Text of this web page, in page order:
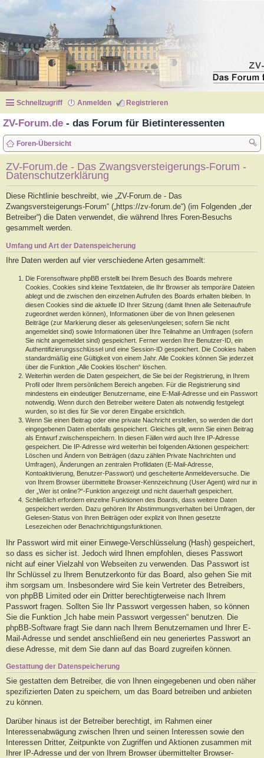
Schnellzugriff Anmelden Registrieren
ZV-Forum.de - das Forum für Bietinteressenten
Foren-Übersicht
ZV-Forum.de - Das Zwangsversteigerungs-Forum -
Datenschutzerklärung
Diese Richtlinie beschreibt, wie „ZV-Forum.de - Das
Zwangsversteigerungs-Forum“ („https://zv-forum.de“) (im Folgenden „der
Betreiber“) die Daten verwendet, die während Ihres Foren-Besuchs
gesammelt werden.
Umfang und Art der Datenspeicherung
Ihre Daten werden auf vier verschiedene Arten gesammelt:
Die Forensoftware phpBB erstellt bei Ihrem Besuch des Boards mehrere
Cookies. Cookies sind kleine Textdateien, die Ihr Browser als temporäre Dateien
ablegt und die zwischen den einzelnen Aufrufen des Boards erhalten bleiben. In
diesen Cookies sind die aktuelle ID Ihrer Sitzung (damit Ihnen alle Seitenaufrufe
zugeordnet werden können), Informationen über die von Ihnen gelesenen
Beiträge (zur Markierung dieser als gelesen/ungelesen; sofern Sie nicht
angemeldet sind) sowie Informationen über Ihre Teilnahme an Umfragen (sofern
Sie nicht angemeldet sind) gespeichert. Ferner werden Ihre Benutzer-ID, ein
Authentifizierungsschlüssel und eine Session-ID gespeichert. Die Cookies haben
standardmäßig eine Gültigkeit von einem Jahr. Alle Cookies können Sie jederzeit
über die Funktion „Alle Cookies löschen“ löschen.
Weiterhin werden die Daten gespeichert, die Sie bei der Registrierung, in Ihrem
Profil oder Ihrem persönlichem Bereich angeben. Für die Registrierung sind
mindestens ein eindeutiger Benutzername, eine E-Mail-Adresse und ein Passwort
notwendig. Wenn durch den Betreiber weitere Daten als notwendig festgelegt
wurden, so ist dies für Sie vor deren Eingabe ersichtlich.
Wenn Sie einen Beitrag oder eine private Nachricht erstellen, so werden die dort
eingegebenen Daten ebenfalls gespeichert. Gleiches gilt, wenn Sie einen Beitrag
als Entwurf zwischenspeichern. In diesen Fällen wird auch Ihre IP-Adresse
gespeichert. Die IP-Adresse wird weiterhin bei folgenden Aktionen gespeichert:
Löschen und Ändern von Beiträgen (dazu zählen Private Nachrichten und
Umfragen), Änderungen an zentralen Profildaten (E-Mail-Adresse,
Kontoaktivierung, Benutzer-Passwort) und gescheiterte Anmeldeversuche. Die
von Ihrem Browser übermittelte Browser-Kennzeichnung (User Agent) wird nur in
der „Wer ist online?“-Funktion angezeigt und nicht dauerhaft gespeichert.
Schließlich erfordern einzelne Funktionen des Boards, dass weitere Daten
gespeichert werden. Dazu gehören Ihr Abstimmungsverhalten bei Umfragen, der
Gelesen-Status von Ihren Beiträgen oder explizit von Ihnen gesetzte
Lesezeichen oder Benachrichtigungsfunktionen.
Ihr Passwort wird mit einer Einwege-Verschlüsselung (Hash) gespeichert,
so dass es sicher ist. Jedoch wird Ihnen empfohlen, dieses Passwort
nicht auf einer Vielzahl von Webseiten zu verwenden. Das Passwort ist
Ihr Schlüssel zu Ihrem Benutzerkonto für das Board, also gehen Sie mit
ihm sorgsam um. Insbesondere wird Sie kein Vertreter des Betreibers,
von phpBB Limited oder ein Dritter berechtigterweise nach Ihrem
Passwort fragen. Sollten Sie Ihr Passwort vergessen haben, so können
Sie die Funktion „Ich habe mein Passwort vergessen“ benutzen. Die
phpBB-Software fragt Sie dann nach Ihrem Benutzernamen und Ihrer E-
Mail-Adresse und sendet anschließend ein neu generiertes Passwort an
diese Adresse, mit dem Sie dann auf das Board zugreifen können.
Gestattung der Datenspeicherung
Sie gestatten dem Betreiber, die von Ihnen eingegebenen und oben näher
spezifizierten Daten zu speichern, um das Board betreiben und anbieten
zu können.
Darüber hinaus ist der Betreiber berechtigt, im Rahmen einer
Interessenabwägung zwischen Ihren und seinen Interessen sowie den
Interessen Dritter, Zeitpunkte von Zugriffen und Aktionen zusammen mit
Ihrer IP-Adresse und der von Ihrem Browser übermittelter Browser-